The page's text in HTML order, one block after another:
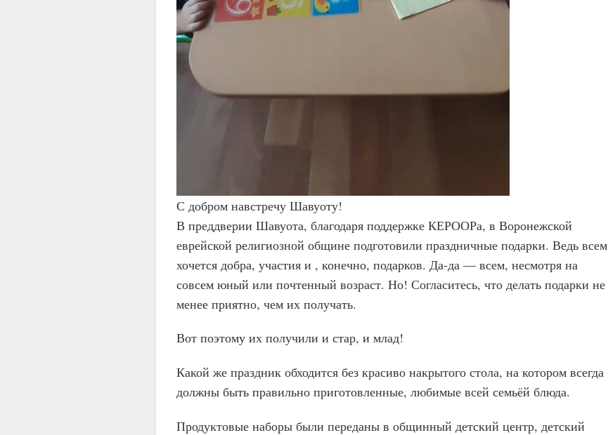
С добром навстречу Шавуоту!
В преддверии Шавуота, благодаря поддержке КЕРООРа, в Воронежской
еврейской религиозной общине подготовили праздничные подарки. Ведь всем
хочется добра, участия и , конечно, подарков. Да-да — всем, несмотря на
совсем юный или почтенный возраст. Но! Согласитесь, что делать подарки не
менее приятно, чем их получать.
Вот поэтому их получили и стар, и млад!
Какой же праздник обходится без красиво накрытого стола, на котором всегда
должны быть правильно приготовленные, любимые всей семьёй блюда.
Продуктовые наборы были переданы в общинный детский центр, детский